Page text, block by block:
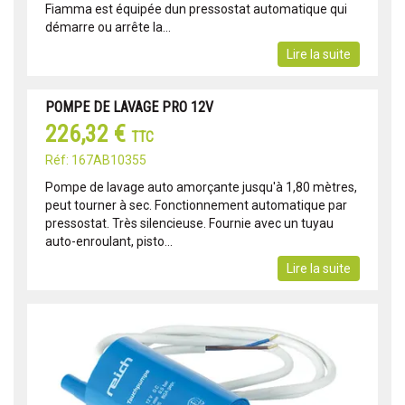
Fiamma est équipée dun pressostat automatique qui
démarre ou arrête la...
Lire la suite
POMPE DE LAVAGE PRO 12V
226,32 € TTC
Réf: 167AB10355
Pompe de lavage auto amorçante jusqu'à 1,80 mètres,
peut tourner à sec. Fonctionnement automatique par
pressostat. Très silencieuse. Fournie avec un tuyau
auto-enroulant, pisto...
Lire la suite